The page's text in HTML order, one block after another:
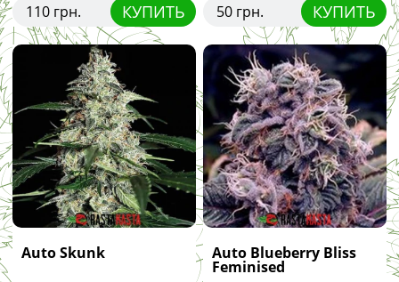
110 грн. КУПИТЬ 50 грн. КУПИТЬ
Auto Skunk Auto Blueberry Bliss
Feminised